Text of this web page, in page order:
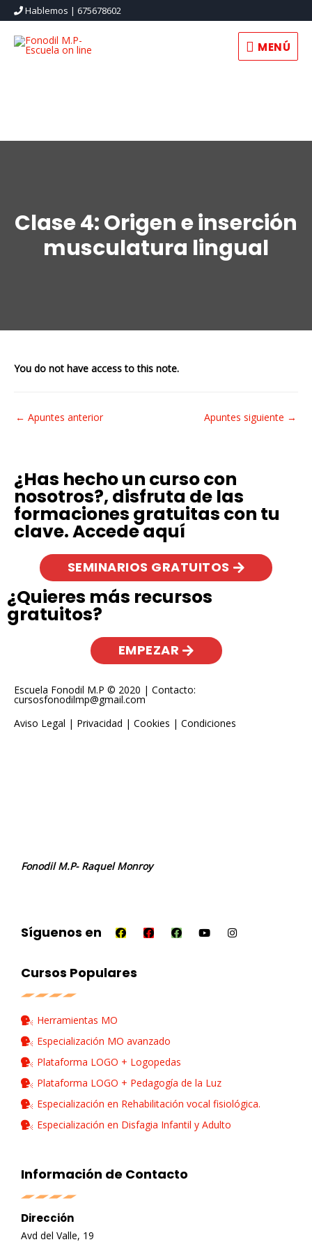
Hablemos | 675678602
MENÚ
Clase 4: Origen e inserción
musculatura lingual
You do not have access to this note.
← Apuntes anterior Apuntes siguiente →
¿Has hecho un curso con
nosotros?, disfruta de las
formaciones gratuitas con tu
clave. Accede aquí
SEMINARIOS GRATUITOS
¿Quieres más recursos
gratuitos?
EMPEZAR
Escuela Fonodil M.P © 2020 | Contacto:
cursosfonodilmp@gmail.com
Aviso Legal | Privacidad | Cookies | Condiciones
Fonodil M.P- Raquel Monroy
Síguenos en
Cursos Populares
Herramientas MO
Especialización MO avanzado
Plataforma LOGO + Logopedas
Plataforma LOGO + Pedagogía de la Luz
Especialización en Rehabilitación vocal fisiológica.
Especialización en Disfagia Infantil y Adulto
Información de Contacto
Dirección
Avd del Valle, 19